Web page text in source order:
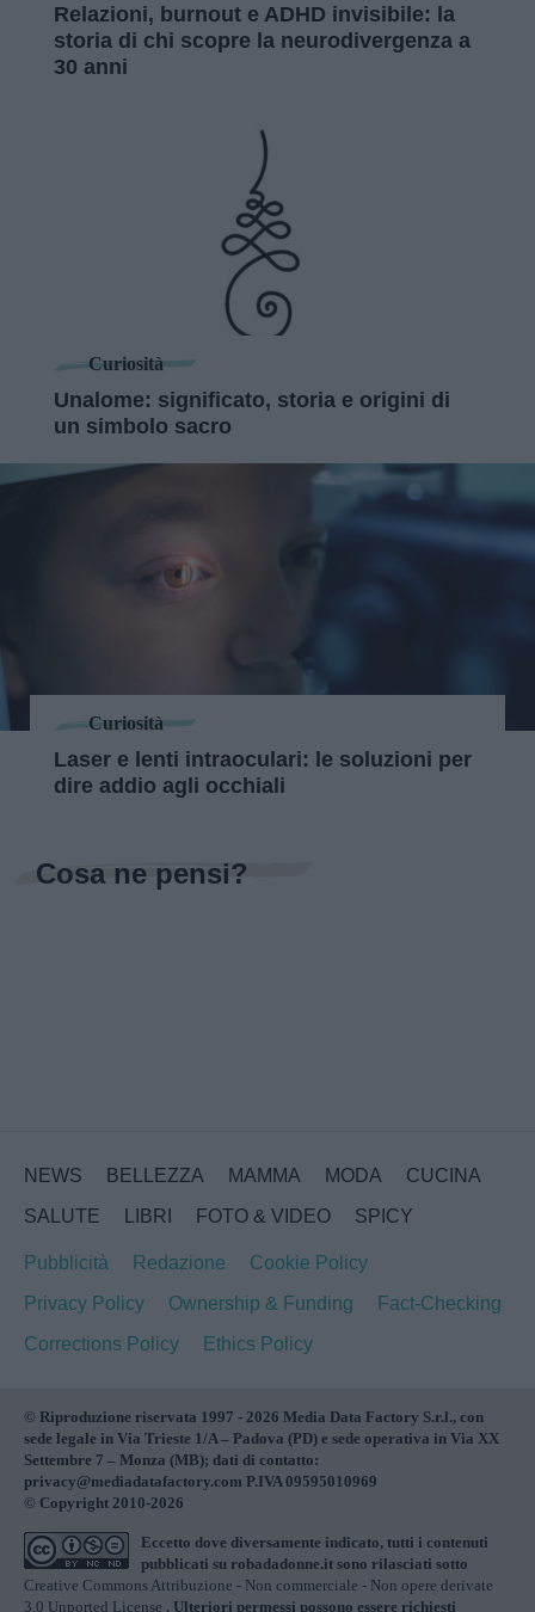
Relazioni, burnout e ADHD invisibile: la
storia di chi scopre la neurodivergenza a
30 anni
Curiosità
Unalome: significato, storia e origini di
un simbolo sacro
Curiosità
Laser e lenti intraoculari: le soluzioni per
dire addio agli occhiali
Cosa ne pensi?
NEWS BELLEZZA MAMMA MODA
CUCINA
SALUTE
LIBRI FOTO & VIDEO SPICY
Pubblicità Redazione
Cookie Policy
Privacy Policy
Ownership & Funding
Fact-Checking
Corrections Policy
Ethics Policy
© Riproduzione riservata 1997 - 2026 Media Data Factory S.r.l., con
sede legale in Via Trieste 1/A – Padova (PD) e sede operativa in Via XX
Settembre 7 – Monza (MB); dati di contatto:
privacy@mediadatafactory.com P.IVA 09595010969
© Copyright 2010-2026
Eccetto dove diversamente indicato, tutti i contenuti
pubblicati su robadadonne.it sono rilasciati sotto
Creative Commons Attribuzione - Non commerciale - Non opere derivate
3.0 Unported License . Ulteriori permessi possono essere richiesti